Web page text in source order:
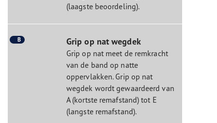
(laagste beoordeling).
B Grip op nat wegdek
Grip op nat meet de remkracht
van de band op natte
oppervlakken. Grip op nat
wegdek wordt gewaardeerd van
A (kortste remafstand) tot E
(langste remafstand).